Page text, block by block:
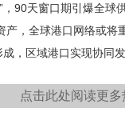
，90天窗口期引爆全球
产，全球港口网络或将
，区域港口实现协同发
点击此处阅读更多